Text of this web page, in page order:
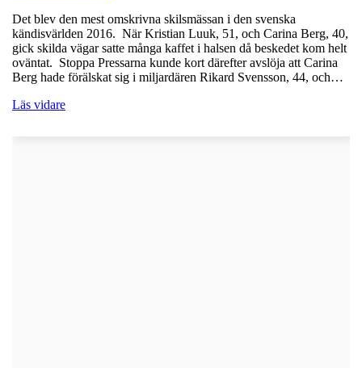
Det blev den mest omskrivna skilsmässan i den svenska
kändisvärlden 2016. När Kristian Luuk, 51, och Carina Berg, 40,
gick skilda vägar satte många kaffet i halsen då beskedet kom helt
oväntat. Stoppa Pressarna kunde kort därefter avslöja att Carina
Berg hade förälskat sig i miljardären Rikard Svensson, 44, och…
Läs vidare